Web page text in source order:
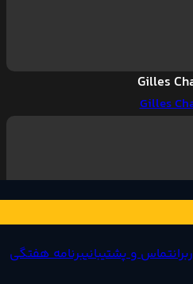
Gilles
Gilles
تماس و پشتیبانیبرنامه هفتگی